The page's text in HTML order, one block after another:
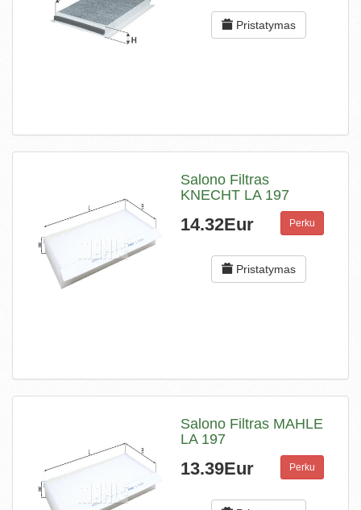
Pristatymas
Salono Filtras
KNECHT LA 197
14.32Eur Perku
Pristatymas
Salono Filtras MAHLE
LA 197
13.39Eur Perku